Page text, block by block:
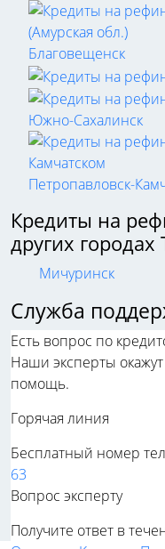
Благовещенск
Южно-Сахалинск
Петропавловск-
Кредиты на
других городах
Мичуринск
Служба
Есть вопрос по
Наши эксперты
помощь.
Горячая линия
Бесплатный номер
63
Вопрос эксперту
Получите ответ в